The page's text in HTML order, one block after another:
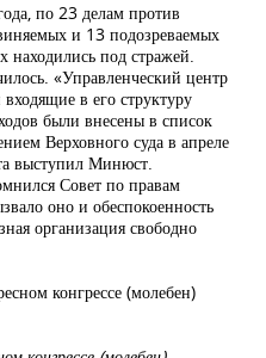
по 23 делам против
и 13 подозреваемых
находились под стражей.
«Управленческий центр
в его структуру
были внесены в список
Верховного суда в апреле
выступил Минюст.
Совет по правам
оно и обеспокоенность
организация свободно